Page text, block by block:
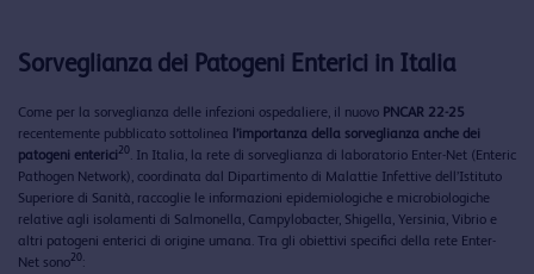
Sorveglianza dei Patogeni Enterici in Italia
Come per la sorveglianza delle infezioni ospedaliere, il nuovo PNCAR 22-25
recentemente pubblicato sottolinea l’importanza della sorveglianza anche dei
patogeni enterici20 . In Italia, la rete di sorveglianza di laboratorio Enter-Net (Enteric
Pathogen Network), coordinata dal Dipartimento di Malattie Infettive dell’Istituto
Superiore di Sanità, raccoglie le informazioni epidemiologiche e microbiologiche
relative agli isolamenti di Salmonella, Campylobacter, Shigella, Yersinia, Vibrio e
altri patogeni enterici di origine umana. Tra gli obiettivi specifici della rete Enter-
Net sono20: